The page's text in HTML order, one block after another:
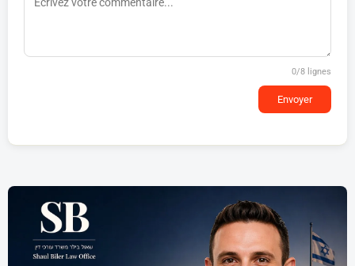
0/8 lignes
Envoyer